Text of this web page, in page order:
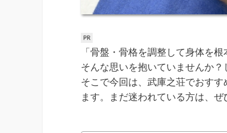
「骨盤・骨格を調整して身体を
そんな思いを抱いていませんか
そこで今回は、武庫之荘でおす
ます。まだ迷われている方は、ぜ